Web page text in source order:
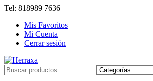
Tel: 818989 7636
Mis Favoritos
Mi Cuenta
Cerrar sesión
Search
for: